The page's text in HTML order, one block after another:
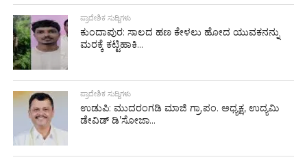
ಪ್ರಾದೇಶಿಕ ಸುದ್ದಿಗಳು
ಕುಂದಾಪುರ: ಸಾಲದ ಹಣ ಕೇಳಲು ಹೋದ ಯುವಕನನ್ನು
ಮರಕ್ಕೆ ಕಟ್ಟಿಹಾಕಿ...
ಪ್ರಾದೇಶಿಕ ಸುದ್ದಿಗಳು
ಉಡುಪಿ: ಮುದರಂಗಡಿ ಮಾಜಿ ಗ್ರಾ.ಪಂ. ಅಧ್ಯಕ್ಷ, ಉದ್ಯಮಿ
ಡೇವಿಡ್ ಡಿ’ಸೋಜಾ...